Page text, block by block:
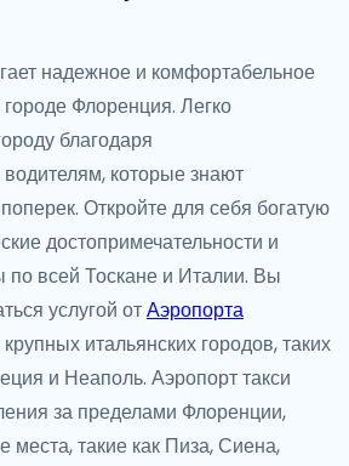
надежное и комфортабельное
Флоренция. Легко
благодаря
которые знают
Откройте для себя богатую
достопримечательности и
всей Тоскане и Италии. Вы
услугой отАэропорта
итальянских городов, таких
и Неаполь. Аэропорт такси
за пределами Флоренции,
места, такие как Пиза, Сиена,